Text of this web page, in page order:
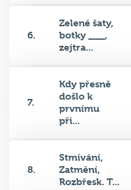
6.
Zelené šaty,
botky ___,
zejtra...
7.
Kdy přesně
došlo k
prvnímu
při...
8.
Stmívání,
Zatmění,
Rozbřesk. T...